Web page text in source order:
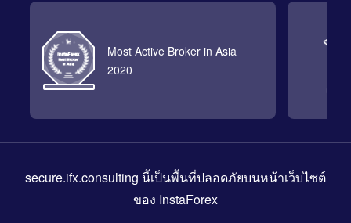
Most Active Broker in Asia
2020
secure.ifx.consulting นี้เป็นพื้นที่ปลอดภัยบนหน้าเว็บไซต์
ของ InstaForex